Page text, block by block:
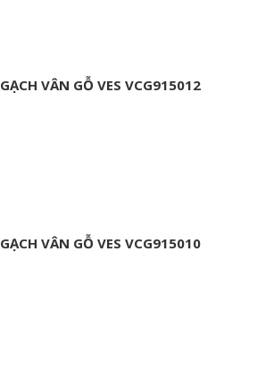
GẠCH VÂN GỖ VES VCG915012
GẠCH VÂN GỖ VES VCG915010